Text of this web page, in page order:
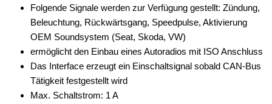
Folgende Signale werden zur Verfügung gestellt: Zündung,
Beleuchtung, Rückwärtsgang, Speedpulse, Aktivierung
OEM Soundsystem (Seat, Skoda, VW)
ermöglicht den Einbau eines Autoradios mit ISO Anschluss
Das Interface erzeugt ein Einschaltsignal sobald CAN-Bus
Tätigkeit festgestellt wird
Max. Schaltstrom: 1 A